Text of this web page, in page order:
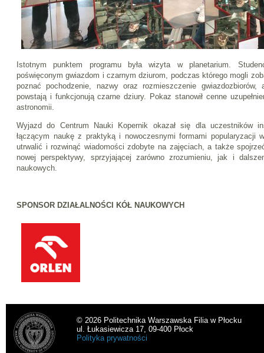
Istotnym punktem programu była wizyta w planetarium.
poświęconym gwiazdom i czarnym dziurom, podczas którego mogli
poznać pochodzenie, nazwy oraz rozmieszczenie
powstają i funkcjonują czarne dziury. Pokaz stanowił cenne
astronomii.
Wyjazd do Centrum Nauki Kopernik okazał się dla uczestników
łączącym naukę z praktyką i nowoczesnymi formami popularyzacji
utrwalić i rozwinąć wiadomości zdobyte na zajęciach, a także
nowej perspektywy, sprzyjającej zarówno zrozumieniu, jak i
naukowych.
SPONSOR DZIAŁALNOŚCI KÓŁ NAUKOWYCH
© 2026 Politechnika Warszawska Filia w Płocku
ul. Łukasiewicza 17, 09-400 Płock
Polityka prywatności